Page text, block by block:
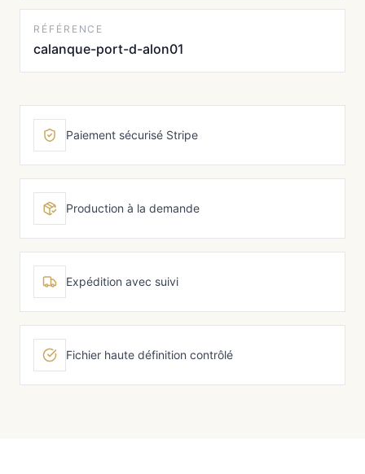
RÉFÉRENCE
calanque-port-d-alon01
Paiement sécurisé Stripe
Production à la demande
Expédition avec suivi
Fichier haute définition contrôlé